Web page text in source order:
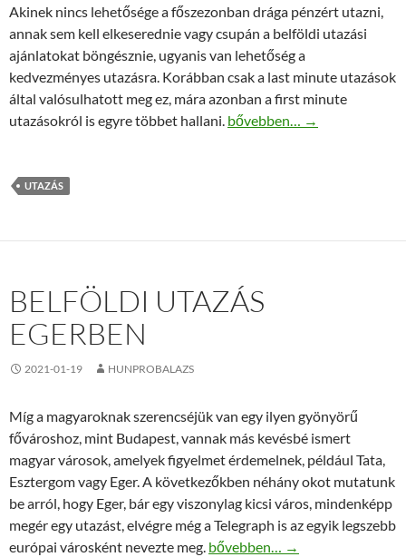
Akinek nincs lehetősége a főszezonban drága pénzért utazni,
annak sem kell elkeserednie vagy csupán a belföldi utazási
ajánlatokat böngésznie, ugyanis van lehetőség a
kedvezményes utazásra. Korábban csak a last minute utazások
által valósulhatott meg ez, mára azonban a first minute
utazásokról is egyre többet hallani. Ön utazott már first minute
bővebben… →
UTAZÁS
BELFÖLDI UTAZÁS
EGERBEN
2021-01-19 HUNPROBALAZS
Míg a magyaroknak szerencséjük van egy ilyen gyönyörű
fővároshoz, mint Budapest, vannak más kevésbé ismert
magyar városok, amelyek figyelmet érdemelnek, például Tata,
Esztergom vagy Eger. A következőkben néhány okot mutatunk
be arról, hogy Eger, bár egy viszonylag kicsi város, mindenképp
megér egy utazást, elvégre még a Telegraph is az egyik legszebb
európai városként nevezte meg. Belföldi utazás Egerben
bővebben… →